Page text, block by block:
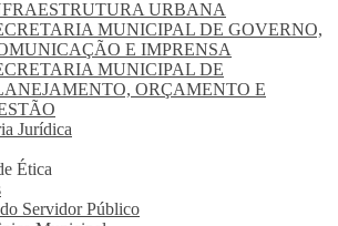
URBANA
MUNICIPAL DE GOVERNO,
E IMPRENSA
MUNICIPAL DE
ORÇAMENTO E
Jurídica
Ética
Servidor Público